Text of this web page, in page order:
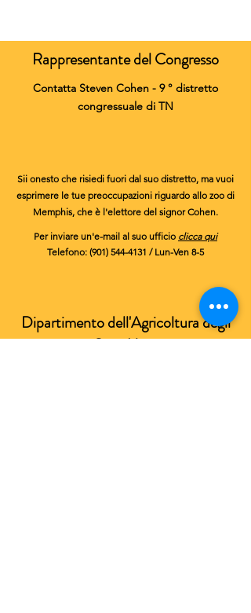
Rappresentante del Congresso
Contatta Steven Cohen - 9 ° distretto
congressuale di TN
Sii onesto che risiedi fuori dal suo distretto, ma vuoi
esprimere le tue preoccupazioni riguardo allo zoo di
Memphis, che è l'elettore del signor Cohen.
Per inviare un'e-mail al suo ufficio clicca qui
Telefono: (901) 544-4131 / Lun-Ven 8-5
Dipartimento dell'Agricoltura degli
Stati Uniti